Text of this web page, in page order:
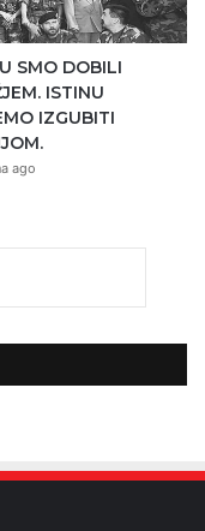
SMO DOBILI
ISTINU
IZGUBITI
ago